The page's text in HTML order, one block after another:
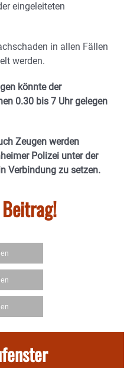
eingeleiteten
in allen Fällen
werden.
könnte der
0.30 bis 7 Uhr gelegen
Zeugen werden
Polizei unter der
Verbindung zu setzen.